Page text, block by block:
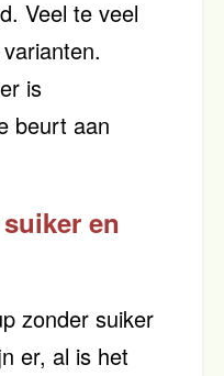
Veel te veel
is
beurt aan
en
zonder suiker
er, al is het